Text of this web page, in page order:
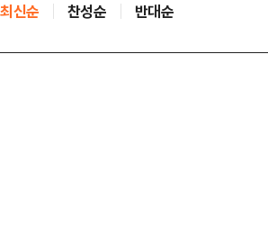
최신순 찬성순 반대순